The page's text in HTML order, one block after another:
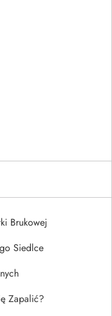
Brukowej
Siedlce
Zapalić?